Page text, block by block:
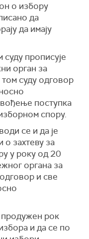
о избору
да
да имају
прописује
орган за
суду одговор
поступка
спору.
се и да је
о захтеву за
у року од 20
органа за
и све
продужен рок
и да се по